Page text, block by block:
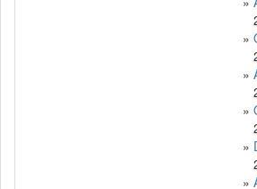
»
»
»
»
»